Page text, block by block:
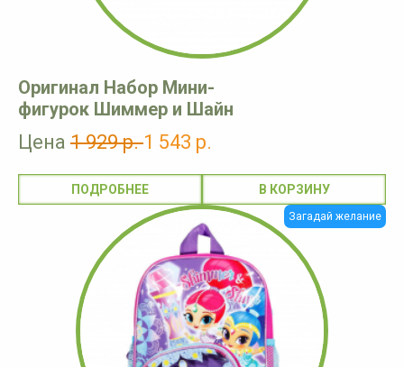
Оригинал Набор Мини-
фигурок Шиммер и Шайн
Цена 1 929 р.1 543 р.
ПОДРОБНЕЕ
Загадай желание